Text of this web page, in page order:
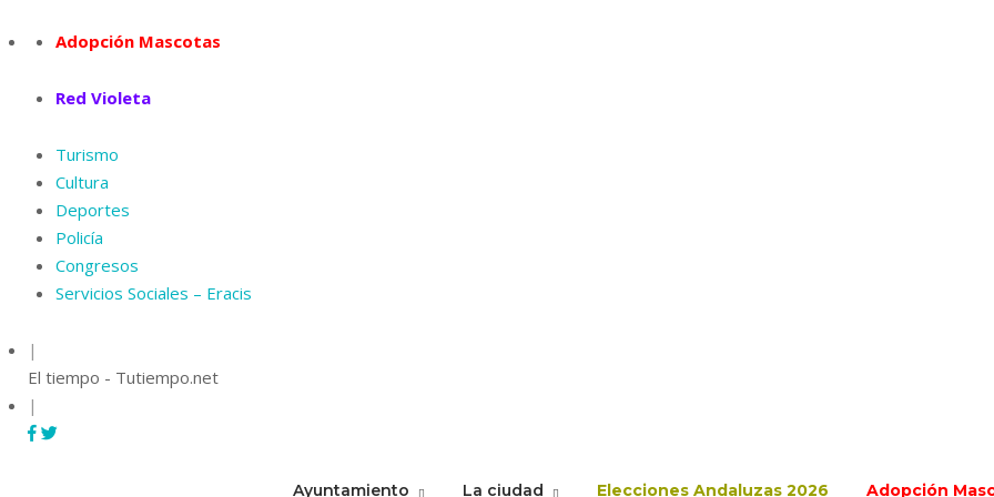
to
Adopción Mascotas
Red Violeta
Turismo
Cultura
Deportes
Policía
Congresos
Servicios Sociales – Eracis
|
El tiempo - Tutiempo.net
|
Ayuntamiento La ciudad Elecciones Andaluzas 2026 Adopción